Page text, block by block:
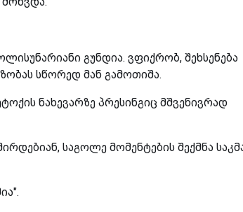
გუნდია. ვფიქრობ, შეხსენება
სწორედ მან გამოთიშა.
ნახევარზე პრესინგიც მშვენივრად
საგოლე მომენტების შექმნა